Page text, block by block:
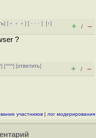
] [ ﹢﹢﹢] [ · · ·][↑]
+ / –
?
] [^^^] [ответить]
+ / –
участников | лог модерирования